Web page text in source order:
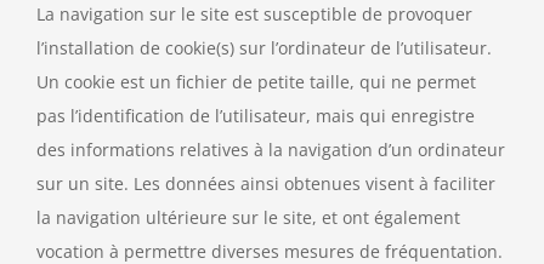
La navigation sur le site est susceptible de provoquer
l’installation de cookie(s) sur l’ordinateur de l’utilisateur.
Un cookie est un fichier de petite taille, qui ne permet
pas l’identification de l’utilisateur, mais qui enregistre
des informations relatives à la navigation d’un ordinateur
sur un site. Les données ainsi obtenues visent à faciliter
la navigation ultérieure sur le site, et ont également
vocation à permettre diverses mesures de fréquentation.